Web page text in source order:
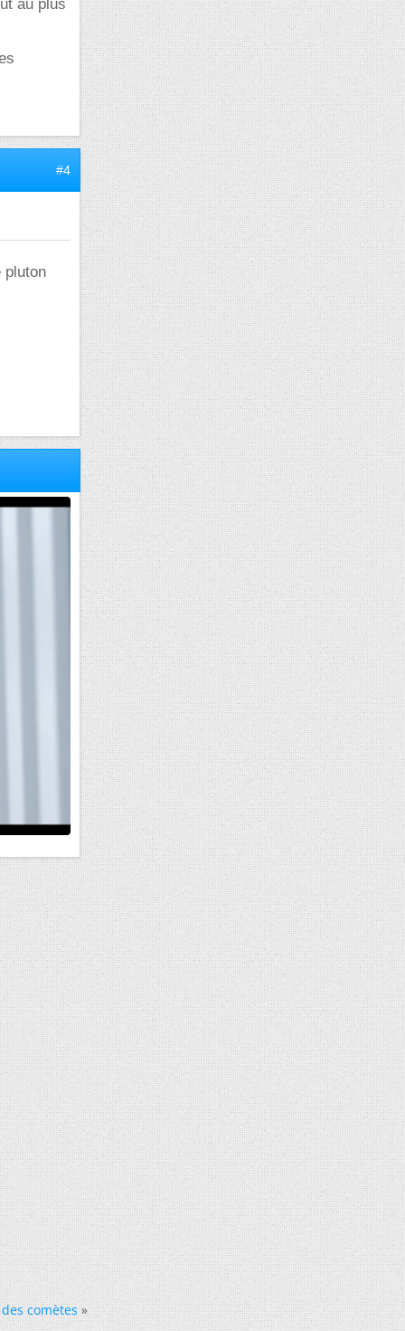
au plus
#4
pluton
comètes »